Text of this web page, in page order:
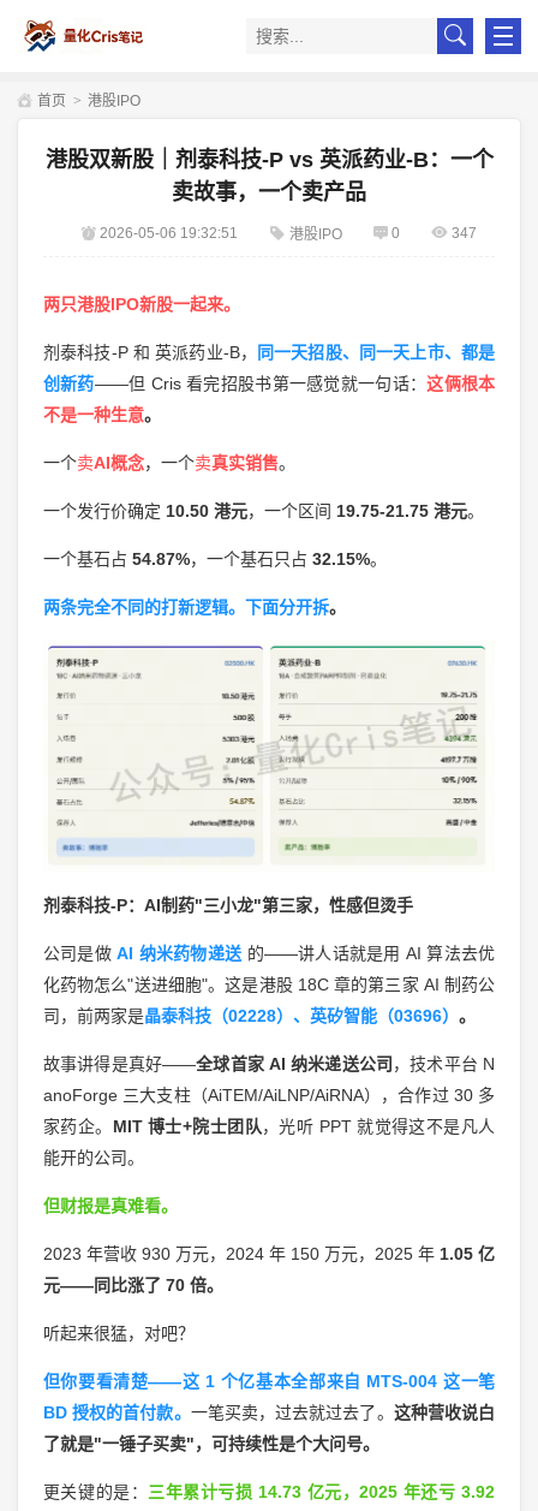
首页 > 港股IPO
港股双新股｜剂泰科技-P vs 英派药业-B：一个
卖故事，一个卖产品
2026-05-06 19:32:51 港股IPO 0 347
两只港股IPO新股一起来。
剂泰科技-P 和 英派药业-B，
同一天招股、同一天上市、都是
创新药——但 Cris 看完招股书第一感觉就一句话：这俩根本
不是一种生意。
一个卖AI概念，一个卖真实销售。
一个发行价确定 10.50 港元，一个区间 19.75-21.75 港元。
一个基石占 54.87%，一个基石只占 32.15%。
两条完全不同的打新逻辑。下面分开拆。
剂泰科技-P：AI制药"三小龙"第三家，性感但烫手
公司是做AI 纳米药物递送 的——讲人话就是用 AI 算法去优
化药物怎么"送进细胞"。这是港股 18C 章的第三家 AI 制药公
司，前两家是晶泰科技（02228）、英矽智能（03696） 。
故事讲得是真好——全球首家 AI 纳米递送公司 ，技术平台 N
anoForge 三大支柱（AiTEM/AiLNP/AiRNA），合作过 30 多
家药企。 MIT 博士+院士团队，光听 PPT 就觉得这不是凡人
能开的公司。
但财报是真难看。
2023 年营收 930 万元，2024 年 150 万元，2025 年 1.05 亿
元——同比涨了 70 倍。
听起来很猛，对吧？
但你要看清楚——这 1 个亿基本全部来自 MTS-004 这一笔
BD 授权的首付款。 一笔买卖，过去就过去了。 这种营收说白
了就是"一锤子买卖"，可持续性是个大问号。
更关键的是： 三年累计亏损 14.73 亿元，2025 年还亏 3.92